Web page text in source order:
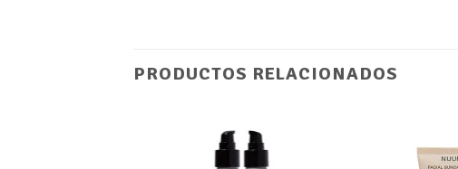
PRODUCTOS RELACIONADOS